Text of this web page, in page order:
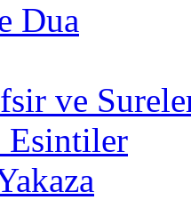
Dua
ve
Esintiler